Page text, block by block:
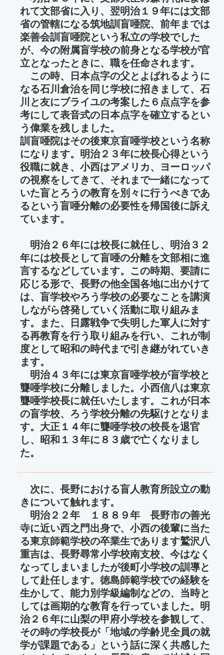
れて文部省に入り、翌明治１９年には文部
省の管轄になる筑地訓盲唖院、前年までは
楽善会訓盲唖院という私立の学校でした
が、今の附属盲学校の前身となる学校が官
立となったときに、職を任命されます。
この時、日本点字の父とよばれるように
なる石川倉治を同じ学校に招きまして、石
川と友にブライユの考案した６点点字を参
考にして表音式の日本点字を確立するとい
う偉業を残しました。
訓盲唖院はその後東京盲唖学校という名称
になります。明治２３年に校長心得という
役職に就き、小西はアメリカ、ヨーロッパ
の視察をしてきて、それまで一緒になって
いた盲とろうの教育を別々に行うべきであ
るという盲唖分離の必要性を帰国後に訴え
ています。
明治２６年には校長に就任し、明治３２
年には校長として盲唖の分離を文部相に進
言するなどしています。この時期、要請に
応じる形で、長野の他全国各地に出かけて
は、盲学校やろう学校の必要なことを講演
しながら啓発していく活動に取り組みま
す。また、日露戦争で失明した軍人に対す
る再教育を行う取り組みを行い、これが制
度として昭和の時代まで引き継がれていき
ます。
明治４３年には東京盲唖学校が盲学校と
聾唖学校に分離しました。小西信八は東京
聾唖学校長に就任いたします。これが日本
の盲学校、ろう学校分離の先駆けとなりま
す。大正１４年に聾唖学校の校長を退官
し、昭和１３年に８３歳で亡くなりまし
た。
次に、長野における盲人教育所設立の動
きについて触れます。
明治２２年 １８８９年 長野市の善光
寺に近い西之門出身で、小西の後輩に当た
る東京師範学校の卒業生であります鷲沢八
重吉は、長野尋常小学校南支校、今はなく
なってしまいましたが後町小学校の訓導と
して赴任します。徳島師範学校での経験を
生かして、能力別学級編制などの、当時と
しては画期的な教育を行っていました。明
治２６年に山梨の甲府小学校を参観して、
その時の学校長が「地域の学齢児全員の就
学が課題である」という話に深く共感した